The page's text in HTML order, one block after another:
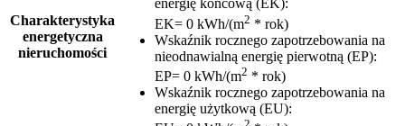
Charakterystyka
energetyczna
nieruchomości
energię końcową (EK):
EK= 0 kWh/(m2 * rok)
Wskaźnik rocznego zapotrzebowania na
nieodnawialną energię pierwotną (EP):
EP= 0 kWh/(m2 * rok)
Wskaźnik rocznego zapotrzebowania na
energię użytkową (EU):